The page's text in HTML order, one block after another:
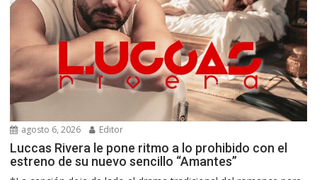
agosto 6, 2026 Editor
Luccas Rivera le pone ritmo a lo prohibido con el
estreno de su nuevo sencillo “Amantes”